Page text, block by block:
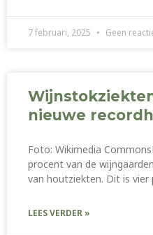
7 februari, 2025 Geen
nieuwe
Foto: Wikimedia
procent van de
van houtziekten. Dit is vier
LEES VERDER »